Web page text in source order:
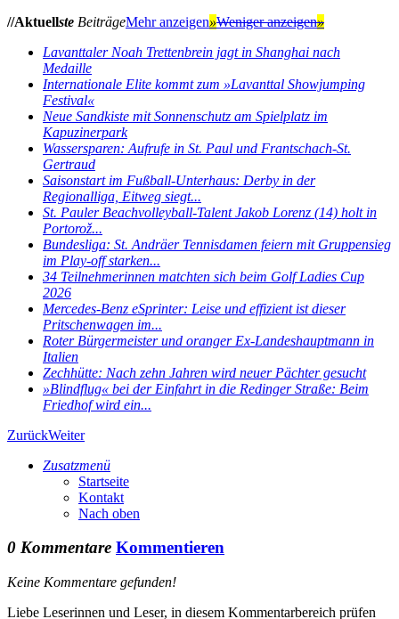
//Aktuellste BeiträgeMehr anzeigen»Weniger anzeigen»
Lavanttaler Noah Trettenbrein jagt in Shanghai nach
Medaille
Internationale Elite kommt zum »Lavanttal Showjumping
Festival«
Neue Sandkiste mit Sonnenschutz am Spielplatz im
Kapuzinerpark
Wassersparen: Aufrufe in St. Paul und Frantschach-St.
Gertraud
Saisonstart im Fußball-Unterhaus: Derby in der
Regionalliga, Eitweg siegt...
St. Pauler Beachvolleyball-Talent Jakob Lorenz (14) holt in
Portorož...
Bundesliga: St. Andräer Tennisdamen feiern mit Gruppensieg
im Play-off starken...
34 Teilnehmerinnen matchten sich beim Golf Ladies Cup
2026
Mercedes-Benz eSprinter: Leise und effizient ist dieser
Pritschenwagen im...
Roter Bürgermeister und oranger Ex-Landeshauptmann in
Italien
Zechhütte: Nach zehn Jahren wird neuer Pächter gesucht
»Blindflug« bei der Einfahrt in die Redinger Straße: Beim
Friedhof wird ein...
ZurückWeiter
Zusatzmenü
Startseite
Kontakt
Nach oben
0 Kommentare Kommentieren
Keine Kommentare gefunden!
Liebe Leserinnen und Leser, in diesem Kommentarbereich prüfen